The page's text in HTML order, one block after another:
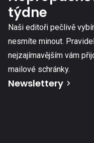
týdne
Naši editoři pečlivě
nesmíte minout.
nejzajímavějším vám
mailové schránky.
Newslettery